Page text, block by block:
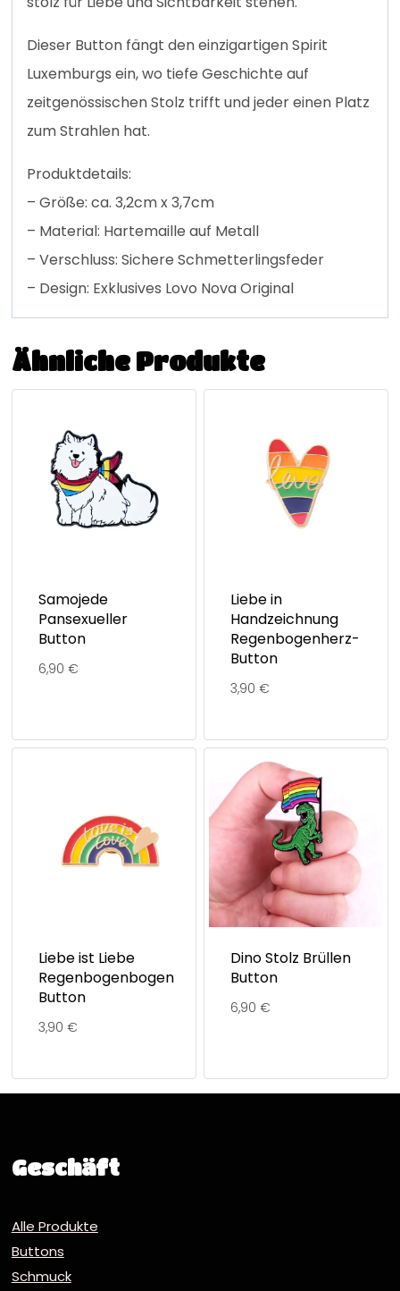
Dieser Button fängt den einzigartigen Spirit
Luxemburgs ein, wo tiefe Geschichte auf
zeitgenössischen Stolz trifft und jeder einen Platz
zum Strahlen hat.
Produktdetails:
– Größe: ca. 3,2cm x 3,7cm
– Material: Hartemaille auf Metall
– Verschluss: Sichere Schmetterlingsfeder
– Design: Exklusives Lovo Nova Original
Ähnliche Produkte
Samojede
Pansexueller
Button
6,90 €
Liebe in
Handzeichnung
Regenbogenherz-
Button
3,90 €
Liebe ist Liebe
Regenbogenbogen
Button
3,90 €
Dino Stolz Brüllen
Button
6,90 €
Geschäft
Alle Produkte
Buttons
Schmuck